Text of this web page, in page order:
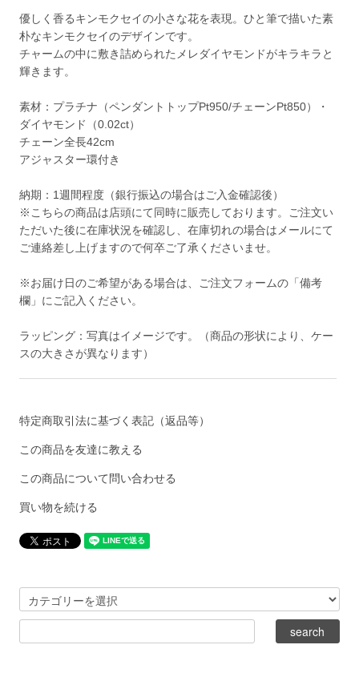
優しく香るキンモクセイの小さな花を表現。ひと筆で描いた素
朴なキンモクセイのデザインです。
チャームの中に敷き詰められたメレダイヤモンドがキラキラと
輝きます。
素材：プラチナ（ペンダントトップPt950/チェーンPt850）・
ダイヤモンド（0.02ct）
チェーン全長42cm
アジャスター環付き
納期：1週間程度（銀行振込の場合はご入金確認後）
※こちらの商品は店頭にて同時に販売しております。ご注文い
ただいた後に在庫状況を確認し、在庫切れの場合はメールにて
ご連絡差し上げますので何卒ご了承くださいませ。
※お届け日のご希望がある場合は、ご注文フォームの「備考
欄」にご記入ください。
ラッピング：写真はイメージです。（商品の形状により、ケー
スの大きさが異なります）
特定商取引法に基づく表記（返品等）
この商品を友達に教える
この商品について問い合わせる
買い物を続ける